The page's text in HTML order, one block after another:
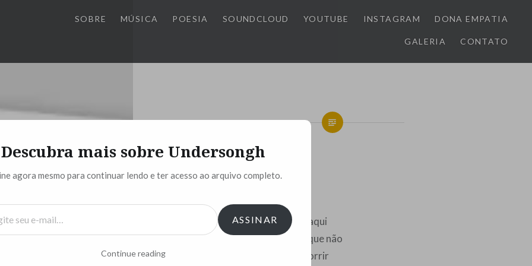
SOBRE MÚSICA POESIA SOUNDCLOUD YOUTUBE INSTAGRAM DONA EMPATIA
GALERIA CONTATO
Todo Futuro Nasce Hoje
Se pra entender
O motivo que me faz estar aqui
Tenho que me desfazer do que não
existe em mim quando sei sorrir
Descubra mais sobre Undersongh
agora mesmo para continuar lendo e ter acesso ao arquivo completo.
ASSINAR
Continue reading